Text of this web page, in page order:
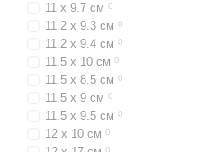
11 x 9.7 см 0
11.2 x 9.3 см 0
11.2 x 9.4 см 0
11.5 x 10 см 0
11.5 x 8.5 см 0
11.5 x 9 см 0
11.5 x 9.5 см 0
12 x 10 см 0
0